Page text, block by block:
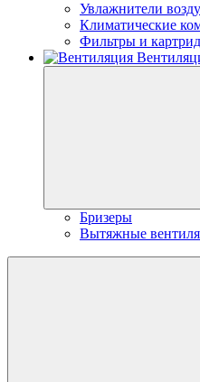
Увлажнители
Климатические
Фильтры и
Бризеры
Вытяжные